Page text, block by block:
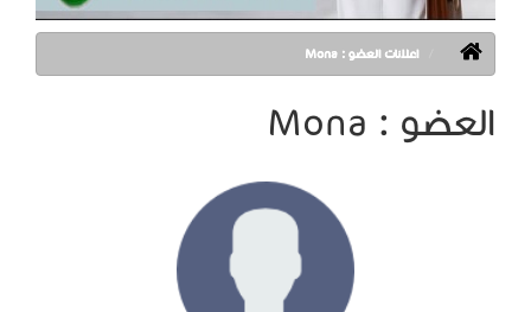
اعلانات العضو : Mona
العضو : Mona